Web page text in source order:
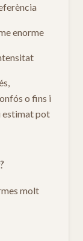
enorme
o fins i
estimat pot
molt